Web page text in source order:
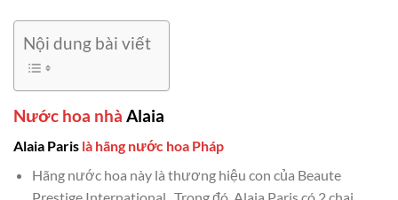
Nội dung bài viết
Nước hoa nhà Alaia
Alaia Paris là hãng nước hoa Pháp
Hãng nước hoa này là thương hiệu con của Beaute